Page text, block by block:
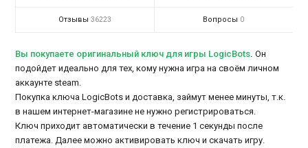
Отзывы 36223 Вопросы 0
Вы покупаете оригинальный ключ для игры LogicBots. Он
подойдет идеально для тех, кому нужна игра на своём личном
аккаунте steam.
Покупка ключа LogicBots и доставка, займут менее минуты, т.к.
в нашем интернет-магазине не нужно регистрироваться.
Ключ приходит автоматически в течение 1 секунды после
платежа. Далее можно активировать ключ и скачать игру.